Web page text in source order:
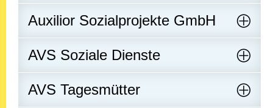
Auxilior Sozialprojekte GmbH
AVS Soziale Dienste
AVS Tagesmütter